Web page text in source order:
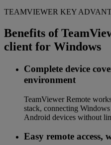
TEAMVIEWER KEY
Benefits of
client for Windows
Complete device
environment
TeamViewer Remote
stack, connecting
Android devices without
Easy remote